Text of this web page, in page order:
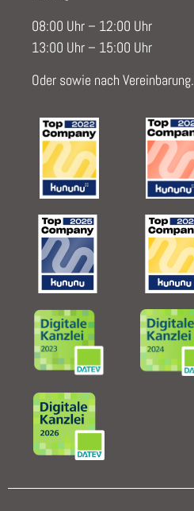
08:00 Uhr – 12:00 Uhr
13:00 Uhr – 15:00 Uhr
Oder sowie nach Vereinbarung.